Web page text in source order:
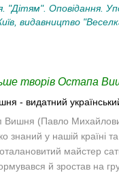
Оповідання.
видавництво
творів Остапа
- видатний
Вишня (Павло
знаний у нашій країні
майстер
й зростав на